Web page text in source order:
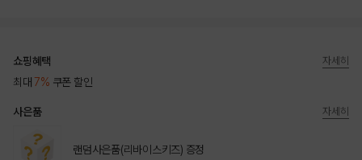
쇼핑혜택
최대 7% 쿠폰 할인
자세히
사은품
랜덤사은품(리바이스키즈) 증정
자세히